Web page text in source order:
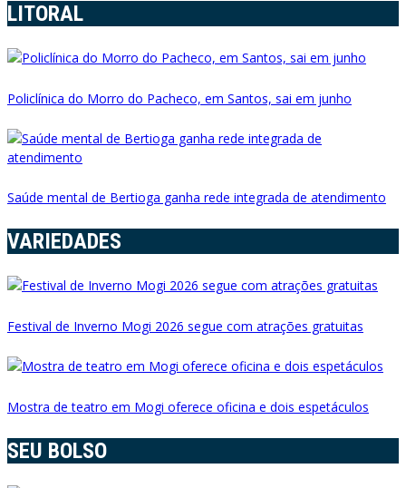
LITORAL
Policlínica do Morro do Pacheco, em Santos, sai em junho
Saúde mental de Bertioga ganha rede integrada de atendimento
VARIEDADES
Festival de Inverno Mogi 2026 segue com atrações gratuitas
Mostra de teatro em Mogi oferece oficina e dois espetáculos
SEU BOLSO